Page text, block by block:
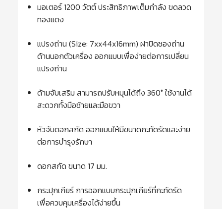
มอเตอร์ 1200 วัตต์ ประสิทธิภาพเต็มกำลัง ขดลวด
ทองแดง
แปรงถ่าน (Size: 7xx44x16mm) ฝาปิดซองถ่าน
ด้านนอกตัวเครื่อง ออกแบบเพื่อง่ายต่อการเปลี่ยน
แปรงถ่าน
ด้ามจับเสริม สามารถปรับหมุนได้ถึง 360° ใช้งานได้
สะดวกทั้งมือซ้ายและมือขวา
หัวจับดอกสกัด ออกแบบให้มีขนาดกะทัดรัดและง่าย
ต่อการบำรุงรักษา
ดอกสกัด ขนาด 17 มม.
กระปุกเกียร์ การออกแบบกระปุกเกียร์ที่กะทัดรัด
เพื่อควบคุมเครื่องได้ง่ายขึ้น